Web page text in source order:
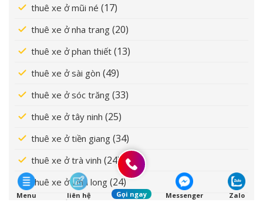
thuê xe ở mũi né (17)
thuê xe ở nha trang (20)
thuê xe ở phan thiết (13)
thuê xe ở sài gòn (49)
thuê xe ở sóc trăng (33)
thuê xe ở tây ninh (25)
thuê xe ở tiền giang (34)
thuê xe ở trà vinh (24)
thuê xe ở vĩnh long (24)
thuê xe ở vũng tàu (29)
Menu liên hệ Gọi ngay Messenger Zalo